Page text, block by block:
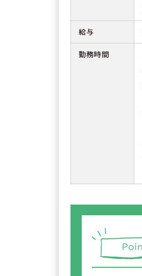
給与
勤務時間